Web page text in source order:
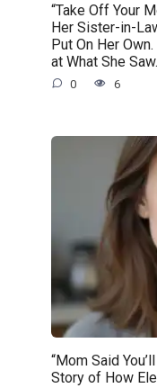
“Take Off Your
Her Sister-in-
Put On Her
at What She Saw.
0 6
“Mom Said
Story of How